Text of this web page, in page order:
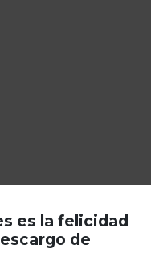
es la felicidad
de